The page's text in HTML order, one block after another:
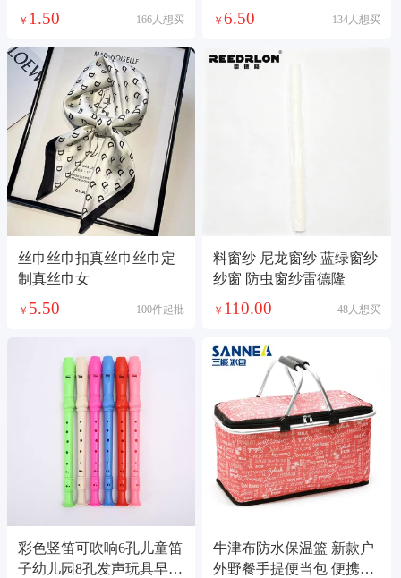
礼物地推礼品
￥ 1.50 166人想买 ￥6.50 134人想买
丝巾丝巾扣真丝巾丝巾定
制真丝巾女
￥ 5.50 100件起批
料窗纱 尼龙窗纱 蓝绿窗纱
纱窗 防虫窗纱雷德隆
￥ 110.00 48人想买
彩色竖笛可吹响6孔儿童笛
子幼儿园8孔发声玩具早教
牛津布防水保温篮 新款户
外野餐手提便当包 便携式